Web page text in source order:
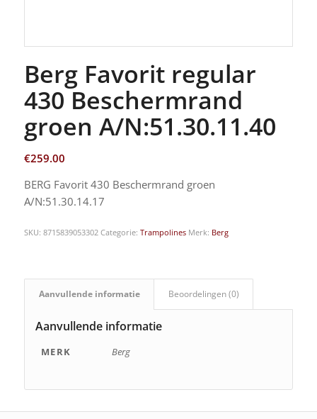
Berg Favorit regular
430 Beschermrand
groen A/N:51.30.11.40
€259.00
BERG Favorit 430 Beschermrand groen
A/N:51.30.14.17
SKU: 8715839053302 Categorie: Trampolines Merk: Berg
Aanvullende informatie Beoordelingen (0)
Aanvullende informatie
MERK Berg